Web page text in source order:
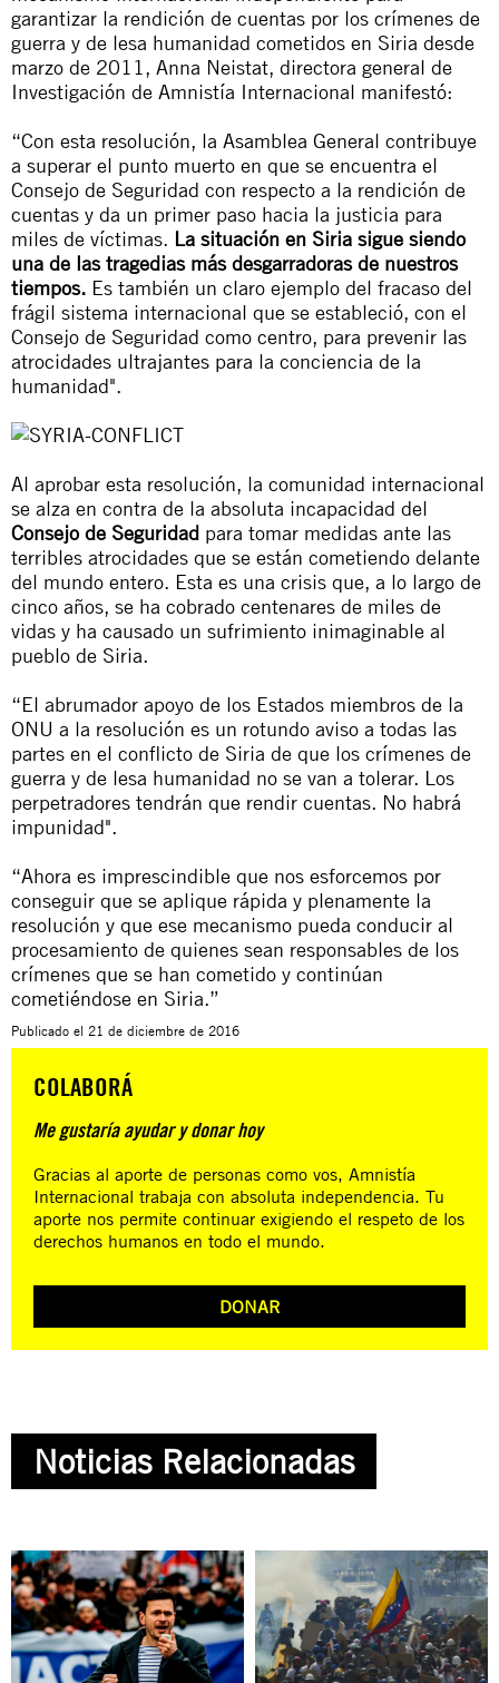
garantizar la rendición de cuentas por los crímenes de
guerra y de lesa humanidad cometidos en Siria desde
marzo de 2011, Anna Neistat, directora general de
Investigación de Amnistía Internacional manifestó:
“Con esta resolución, la Asamblea General contribuye
a superar el punto muerto en que se encuentra el
Consejo de Seguridad con respecto a la rendición de
cuentas y da un primer paso hacia la justicia para
miles de víctimas. La situación en Siria sigue siendo
una de las tragedias más desgarradoras de nuestros
tiempos. Es también un claro ejemplo del fracaso del
frágil sistema internacional que se estableció, con el
Consejo de Seguridad como centro, para prevenir las
atrocidades ultrajantes para la conciencia de la
humanidad".
Al aprobar esta resolución, la comunidad internacional
se alza en contra de la absoluta incapacidad del
Consejo de Seguridad para tomar medidas ante las
terribles atrocidades que se están cometiendo delante
del mundo entero. Esta es una crisis que, a lo largo de
cinco años, se ha cobrado centenares de miles de
vidas y ha causado un sufrimiento inimaginable al
pueblo de Siria.
“El abrumador apoyo de los Estados miembros de la
ONU a la resolución es un rotundo aviso a todas las
partes en el conflicto de Siria de que los crímenes de
guerra y de lesa humanidad no se van a tolerar. Los
perpetradores tendrán que rendir cuentas. No habrá
impunidad".
“Ahora es imprescindible que nos esforcemos por
conseguir que se aplique rápida y plenamente la
resolución y que ese mecanismo pueda conducir al
procesamiento de quienes sean responsables de los
crímenes que se han cometido y continúan
cometiéndose en Siria.”
Publicado el 21 de diciembre de 2016
COLABORÁ
Me gustaría ayudar y donar hoy
Gracias al aporte de personas como vos, Amnistía
Internacional trabaja con absoluta independencia. Tu
aporte nos permite continuar exigiendo el respeto de los
derechos humanos en todo el mundo.
DONAR
Noticias Relacionadas